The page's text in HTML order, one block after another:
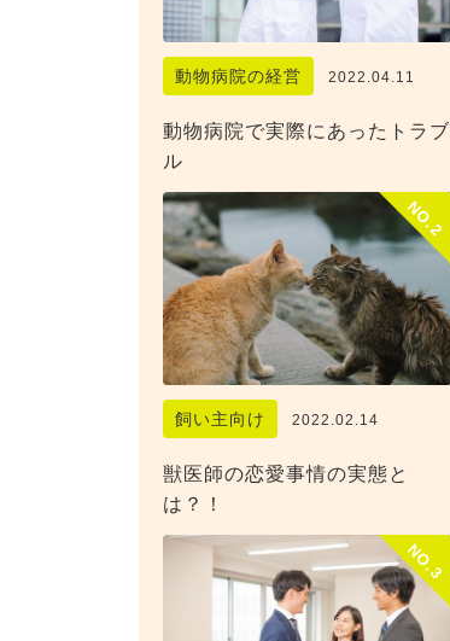
動物病院の経営 2022.04.11
動物病院で実際にあったトラブ
ル
NO.2
飼い主向け 2022.02.14
獣医師の恋愛事情の実態と
は？！
NO.3